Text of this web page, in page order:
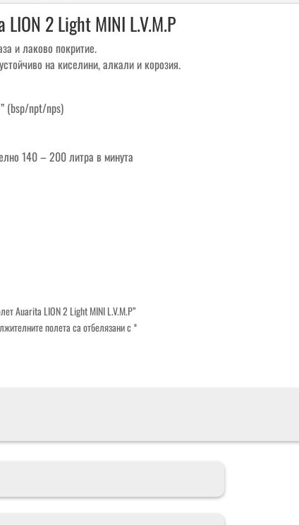
2 Light MINI L.V.M.P
и лаково покритие.
на киселини, алкали и корозия.
(bsp/npt/nps)
140 – 200 литра в минута
Auarita LION 2 Light MINI L.V.M.P”
полета са отбелязани с*